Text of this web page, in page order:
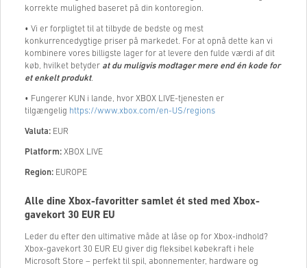
korrekte mulighed baseret på din kontoregion.
• Vi er forpligtet til at tilbyde de bedste og mest
konkurrencedygtige priser på markedet. For at opnå dette kan vi
kombinere vores billigste lager for at levere den fulde værdi af dit
køb, hvilket betyder at du muligvis modtager mere end én kode for
et enkelt produkt.
• Fungerer KUN i lande, hvor XBOX LIVE-tjenesten er
tilgængelig https://www.xbox.com/en-US/regions
Valuta: EUR
Platform: XBOX LIVE
Region: EUROPE
Alle dine Xbox-favoritter samlet ét sted med Xbox-
gavekort 30 EUR EU
Leder du efter den ultimative måde at låse op for Xbox-indhold?
Xbox-gavekort 30 EUR EU giver dig fleksibel købekraft i hele
Microsoft Store – perfekt til spil, abonnementer, hardware og